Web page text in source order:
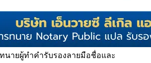
ทนายผู้ทำคำรับรองลายมือชื่อและ